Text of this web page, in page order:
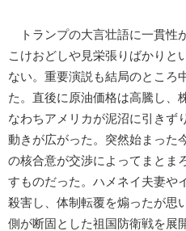
トランプの大言壮語に一貫性
こけおどしや見栄張りばかりと
ない。重要演説も結局のところ
た。直後に原油価格は高騰し、
なわちアメリカが泥沼に引きず
動きが広がった。突然始まった
の核合意が交渉によってまとま
すものだった。ハメネイ夫妻や
殺害し、体制転覆を煽ったが思
側が断固とした祖国防衛戦を展